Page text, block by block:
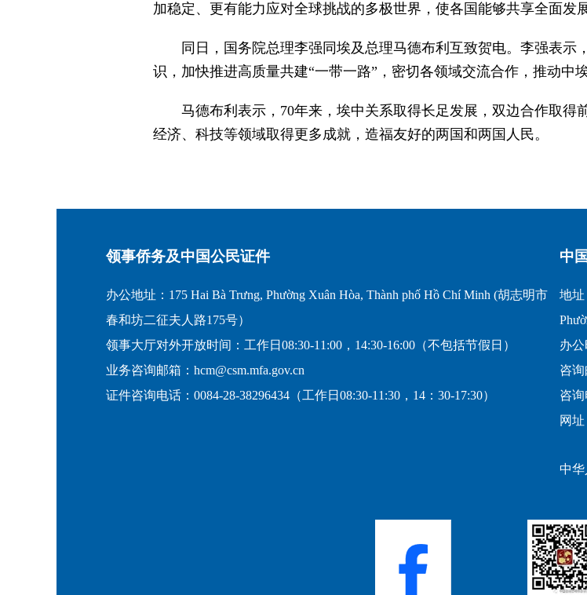
加稳定、更有能力应对全球挑战的多极世界，使各国能够共享全面发
同日，国务院总理李强同埃及总理马德布利互致贺电。李强表
识，加快推进高质量共建“一带一路”，密切各领域交流合作，推动中
马德布利表示，70年来，埃中关系取得长足发展，双边合作取
经济、科技等领域取得更多成就，造福友好的两国和两国人民。
领事侨务及中国公民证件
办公地址：175 Hai Bà Trưng, Phường Xuân Hòa, Thành phố Hồ Chí Minh (胡志明市
春和坊二征夫人路175号）
领事大厅对外开放时间：工作日08:30-11:00，14:30-16:00（不包括节假日）
业务咨询邮箱：hcm@csm.mfa.gov.cn
证件咨询电话：0084-28-38296434（工作日08:30-11:30，14：30-17:30）
中
地址
办
咨询
咨询
网址
中